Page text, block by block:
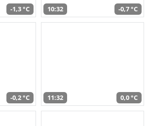
-1,3 °C 10:32 -0,7 °C
-0,2 °C 11:32 0,0 °C